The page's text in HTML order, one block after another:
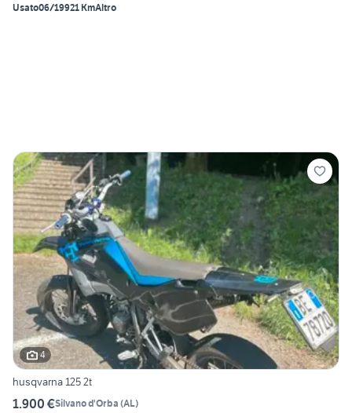
Usato06/19921 KmAltro
4
husqvarna 125 2t
1.900 €Silvano d'Orba (AL)